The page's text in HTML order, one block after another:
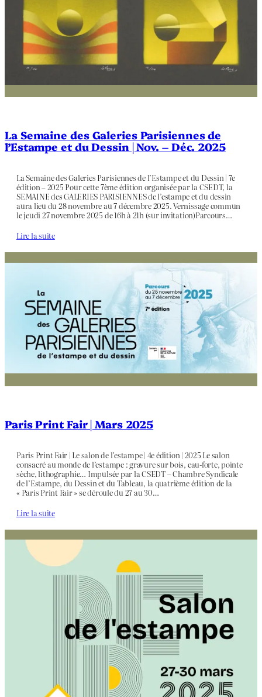
La Semaine des Galeries Parisiennes de
l’Estampe et du Dessin | Nov. – Déc. 2025
La Semaine des Galeries Parisiennes de l’Estampe et du Dessin | 7e
édition – 2025 Pour cette 7ème édition organisée par la CSEDT, la
SEMAINE des GALERIES PARISIENNES de l’estampe et du dessin
aura lieu du 28 novembre au 7 décembre 2025. Vernissage commun
le jeudi 27 novembre 2025 de 16h à 21h (sur invitation)Parcours…
Lire la suite
Paris Print Fair | Mars 2025
Paris Print Fair | Le salon de l’estampe | 4e édition | 2025 Le salon
consacré au monde de l’estampe : gravure sur bois, eau-forte, pointe
sèche, lithographie… Impulsée par la CSEDT – Chambre Syndicale
de l’Estampe, du Dessin et du Tableau, la quatrième édition de la
« Paris Print Fair » se déroule du 27 au 30…
Lire la suite